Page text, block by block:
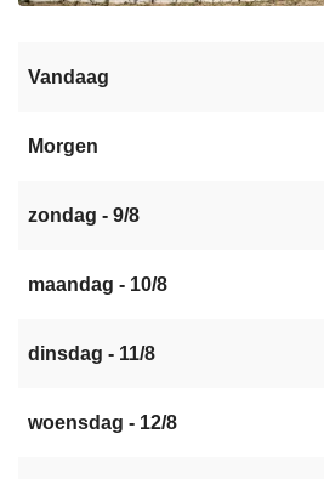
Vandaag
Morgen
zondag - 9/8
maandag - 10/8
dinsdag - 11/8
woensdag - 12/8